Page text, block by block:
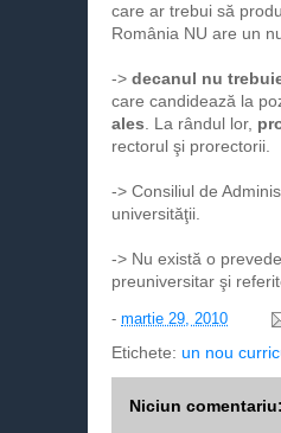
care ar trebui să
România NU are un
-> decanul nu
care candidează la
ales . La rândul lor,
rectorul şi prorectorii.
-> Consiliul de
universităţii.
-> Nu există o
preuniversitar şi
- martie 29, 2010
Etichete: un nou
Niciun